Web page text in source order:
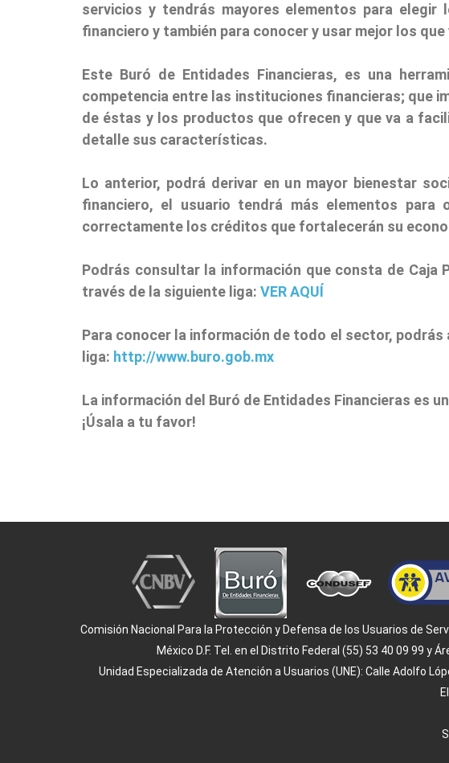
servicios y tendrás mayores elementos para
financiero y también para conocer y usar mejor los que
Este Buró de Entidades Financieras, es una
competencia entre las instituciones financieras; que
de éstas y los productos que ofrecen y que va a
detalle sus características.
Lo anterior, podrá derivar en un mayor bienestar
financiero, el usuario tendrá más elementos para
correctamente los créditos que fortalecerán su
Podrás consultar la información que consta de Caja
través de la siguiente liga: VER AQUÍ
Para conocer la información de todo el sector,
liga: http://www.buro.gob.mx
La información del Buró de Entidades Financieras es
¡Úsala a tu favor!
Comisión Nacional Para la Protección y Defensa de los Usuarios de
México D.F. Tel. en el Distrito Federal (55) 53 40 09 99
Unidad Especializada de Atención a Usuarios (UNE): Calle Adolfo